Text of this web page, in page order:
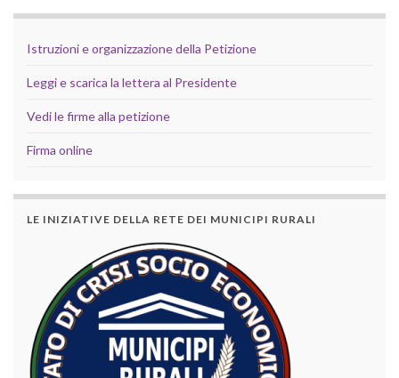
Istruzioni e organizzazione della Petizione
Leggi e scarica la lettera al Presidente
Vedi le firme alla petizione
Firma online
LE INIZIATIVE DELLA RETE DEI MUNICIPI RURALI